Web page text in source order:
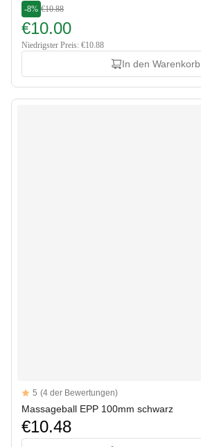
-8% €10.88
€10.00
Niedrigster Preis: €10.88
In den Warenkorb
Reviews
5 out of 5 stars
5 (4 der Bewertungen)
Massageball EPP 100mm schwarz
€10.48